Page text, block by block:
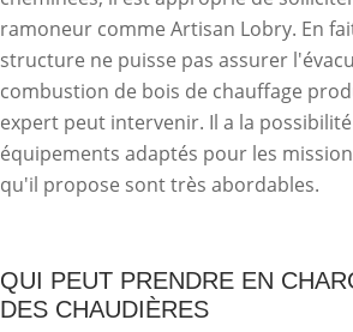
ramoneur comme Artisan Lobry. En
structure ne puisse pas assurer
combustion de bois de chauffage
expert peut intervenir. Il a la
équipements adaptés pour les
qu'il propose sont très abordables.
QUI PEUT PRENDRE EN
DES CHAUDIÈRES